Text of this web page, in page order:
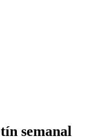
semanal